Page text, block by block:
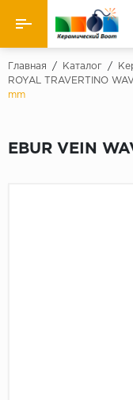
Назад
Производители
Главная / Каталог /
ROYAL TRAVERTINO
mm
EBUR VEIN